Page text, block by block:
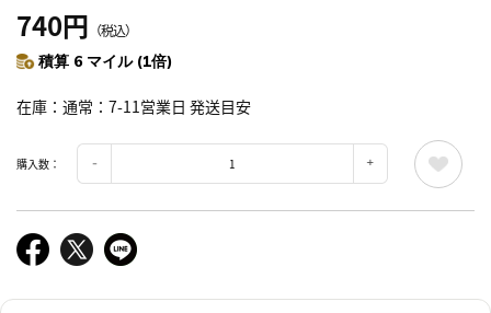
740円 （税込）
積算 6 マイル (1倍)
在庫 通常：7-11営業日 発送目安
購入数：